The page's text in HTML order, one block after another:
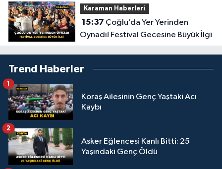
Karaman Haberleri
15:37
Oynadı! Festival Gecesine Büyük İlgi
Trend Haberler
Koraş Ailesinin Genç Yaştaki Acı
Kaybı
1
Asker Eğlencesi Kanlı Bitti: 25
Yaşındaki Genç Öldü
2